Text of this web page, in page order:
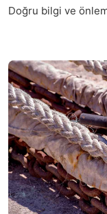
Doğru bilgi ve